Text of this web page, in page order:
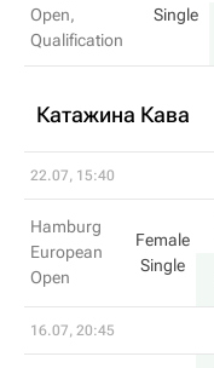
Open,
Qualification
Single
Катажина Кава
22.07, 15:40
Hamburg
European
Open
Female
Single
16.07, 20:45